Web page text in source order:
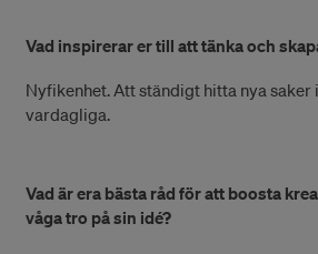
Vad inspirerar er till att tänka och
Nyfikenhet. Att ständigt hitta nya saker
vardagliga.
Vad är era bästa råd för att boosta
våga tro på sin idé?